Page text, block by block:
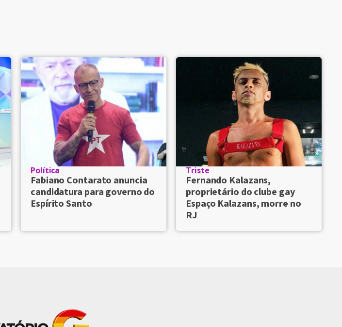
Política
Fabiano Contarato anuncia
candidatura para governo do
Espírito Santo
Triste
Fernando Kalazans,
proprietário do clube gay
Espaço Kalazans, morre no
RJ